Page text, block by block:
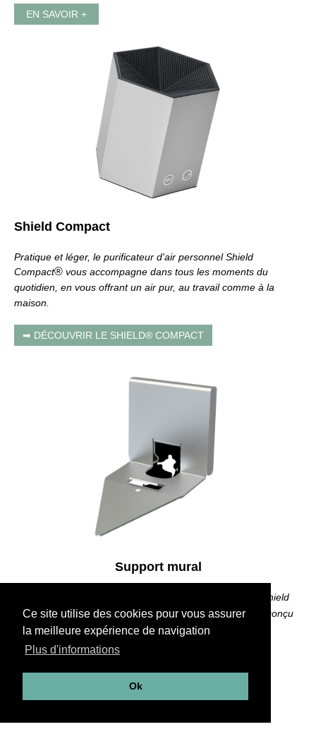
Ce site utilise des cookies pour vous assurer
la meilleure expérience de navigation
Plus d'informations
Ok
EN SAVOIR +
Shield Compact
Pratique et léger, le purificateur d'air personnel Shield
Compact® vous accompagne dans tous les moments du
quotidien, en vous offrant un air pur, au travail comme à la
maison.
➡ DÉCOUVRIR LE SHIELD® COMPACT
Support mural
Le support mural permet de maintenir et sécurisé votre shield
Compact® contre le vol. Il est en acier inoxydable, éco-conçu
et fabriqué en France. Design by Ramy Fischler